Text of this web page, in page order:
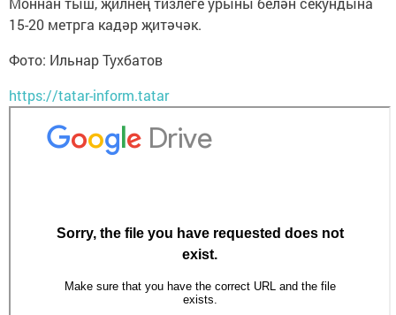
15-20 метрга кадәр җитәчәк.
Фото: Ильнар Тухбатов
https://tatar-inform.tatar